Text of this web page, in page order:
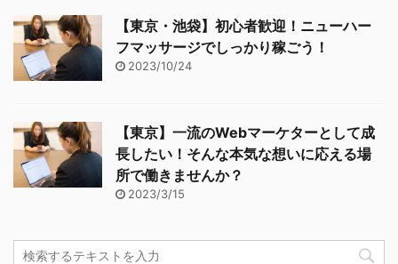
【東京・池袋】初心者歓迎！ニューハー
フマッサージでしっかり稼ごう！
2023/10/24
【東京】一流のWebマーケターとして成
長したい！そんな本気な想いに応える場
所で働きませんか？
2023/3/15